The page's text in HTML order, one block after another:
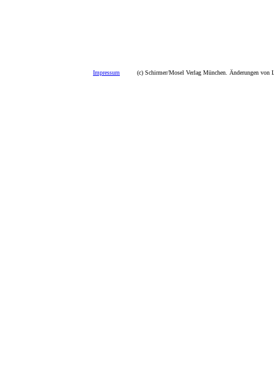
Impressum (c) Schirmer/Mosel Verlag München. Änderungen von